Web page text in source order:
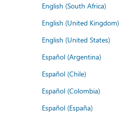
English (South Africa)
English (United Kingdom)
English (United States)
Español (Argentina)
Español (Chile)
Español (Colombia)
Español (España)